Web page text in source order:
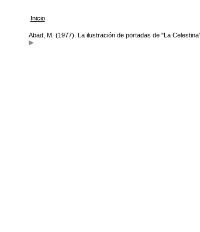
Inicio
Abad, M. (1977). La ilustración de portadas de "La